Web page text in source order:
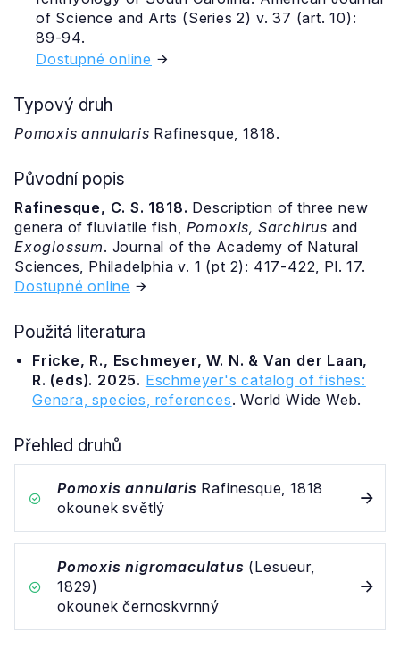
of Science and Arts (Series 2) v. 37 (art. 10):
89-94.
Dostupné online
Typový druh
Pomoxis annularis Rafinesque, 1818.
Původní popis
Rafinesque, C. S. 1818. Description of three new
genera of fluviatile fish, Pomoxis, Sarchirus and
Exoglossum. Journal of the Academy of Natural
Sciences, Philadelphia v. 1 (pt 2): 417-422, Pl. 17.
Dostupné online
Použitá literatura
Fricke, R., Eschmeyer, W. N. & Van der Laan,
R. (eds). 2025. Eschmeyer's catalog of fishes:
Genera, species, references. World Wide Web.
Přehled druhů
Pomoxis annularis Rafinesque, 1818
okounek světlý
Pomoxis nigromaculatus (Lesueur,
1829)
okounek černoskvrnný